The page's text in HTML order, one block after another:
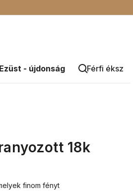
Ezüst - újdonság Férfi
18k
finom fényt